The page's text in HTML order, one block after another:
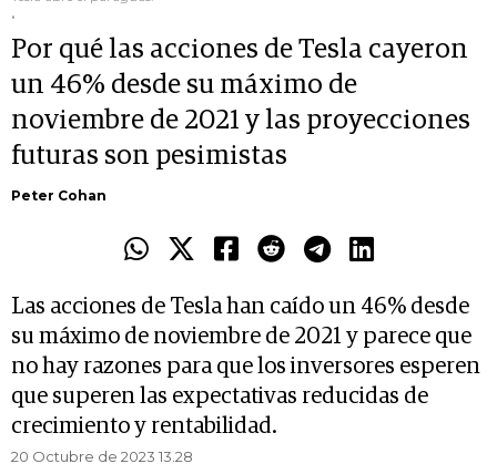
.
Por qué las acciones de Tesla cayeron
un 46% desde su máximo de
noviembre de 2021 y las proyecciones
futuras son pesimistas
Peter Cohan
Las acciones de Tesla han caído un 46% desde
su máximo de noviembre de 2021 y parece que
no hay razones para que los inversores esperen
que superen las expectativas reducidas de
crecimiento y rentabilidad.
20 Octubre de 2023 13.28